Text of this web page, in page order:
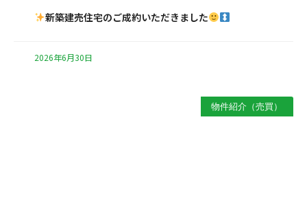
新築建売住宅のご成約いただきました
2026年6月30日
物件紹介（売買）